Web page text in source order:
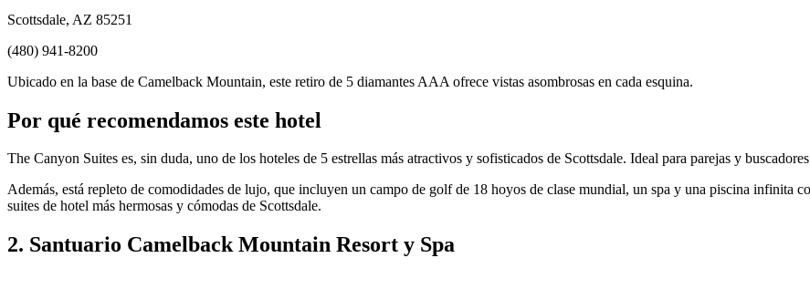
Scottsdale, AZ 85251
(480) 941-8200
Ubicado en la base de Camelback Mountain, este retiro de 5 diamantes AAA ofrece vistas asombrosas en cada esquina.
Por qué recomendamos este hotel
The Canyon Suites es, sin duda, uno de los hoteles de 5 estrellas más atractivos y sofisticados de Scottsdale. Ideal para parejas y
Además, está repleto de comodidades de lujo, que incluyen un campo de golf de 18 hoyos de clase mundial, un spa y una piscina infinita
suites de hotel más hermosas y cómodas de Scottsdale.
2. Santuario Camelback Mountain Resort y Spa